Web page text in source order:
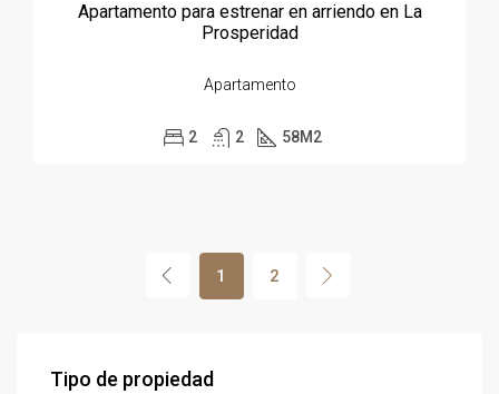
Apartamento para estrenar en arriendo en La
Prosperidad
Apartamento
2 2 58M2
1 2
Tipo de propiedad